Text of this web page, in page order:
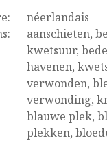
néerlandais
aanschieten,
kwetsuur,
havenen,
verwonden,
verwonding,
blauwe plek,
plekken,